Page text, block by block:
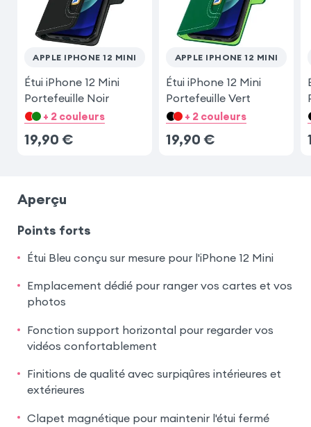
iPhone 13 iPhone 13 Mini
APPLE IPHONE 12 MINI
Étui iPhone 12 Mini
Portefeuille Noir
+ 2 couleurs
19,90 €
APPLE IPHONE 12 MINI
Étui iPhone 12 Mini
Portefeuille Vert
+ 2 couleurs
19,90 €
Aperçu
Points forts
Étui Bleu conçu sur mesure pour l'iPhone 12 Mini
Emplacement dédié pour ranger vos cartes et vos
photos
Fonction support horizontal pour regarder vos
vidéos confortablement
Finitions de qualité avec surpiqûres intérieures et
extérieures
Clapet magnétique pour maintenir l'étui fermé